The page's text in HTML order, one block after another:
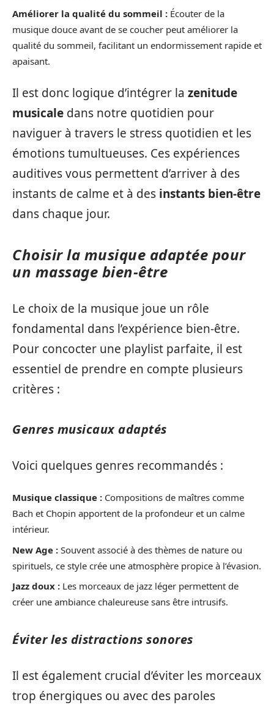
Améliorer la qualité du sommeil : Écouter de la
musique douce avant de se coucher peut améliorer la
qualité du sommeil, facilitant un endormissement rapide et
apaisant.
Il est donc logique d’intégrer la zenitude
musicale dans notre quotidien pour
naviguer à travers le stress quotidien et les
émotions tumultueuses. Ces expériences
auditives vous permettent d’arriver à des
instants de calme et à des instants bien-être
dans chaque jour.
Choisir la musique adaptée pour
un massage bien-être
Le choix de la musique joue un rôle
fondamental dans l’expérience bien-être.
Pour concocter une playlist parfaite, il est
essentiel de prendre en compte plusieurs
critères :
Genres musicaux adaptés
Voici quelques genres recommandés :
Musique classique : Compositions de maîtres comme
Bach et Chopin apportent de la profondeur et un calme
intérieur.
New Age : Souvent associé à des thèmes de nature ou
spirituels, ce style crée une atmosphère propice à l’évasion.
Jazz doux : Les morceaux de jazz léger permettent de
créer une ambiance chaleureuse sans être intrusifs.
Éviter les distractions sonores
Il est également crucial d’éviter les morceaux
trop énergiques ou avec des paroles